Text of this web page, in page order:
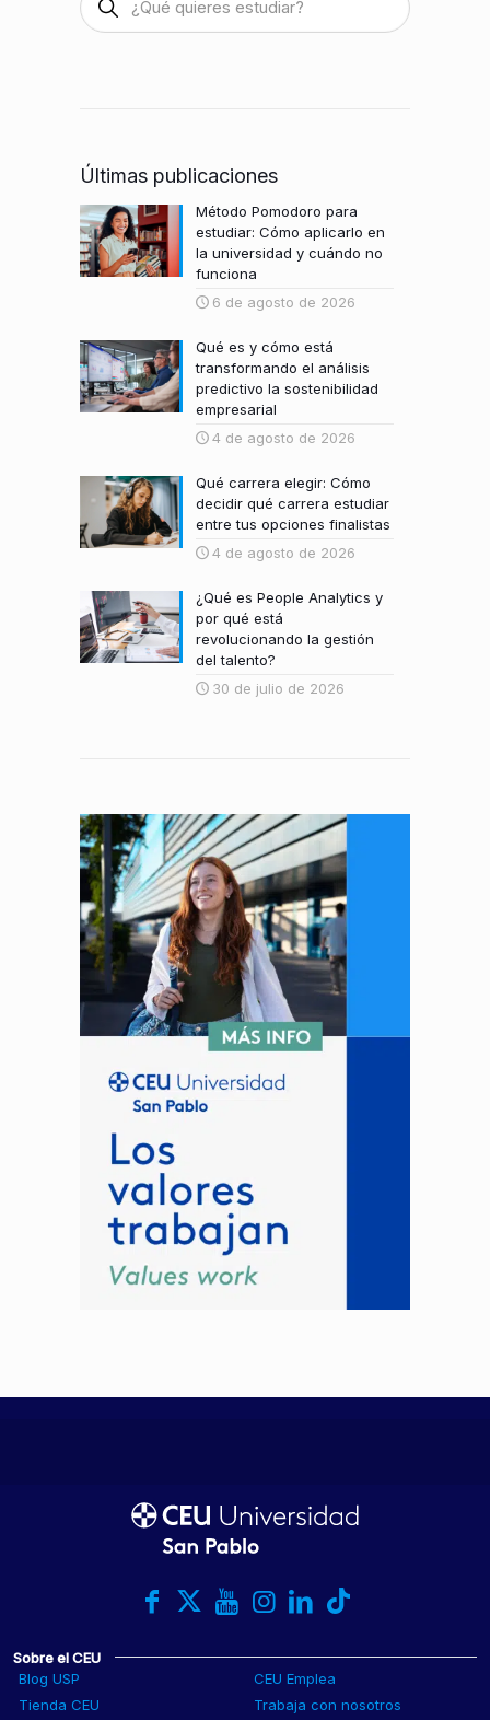
Últimas publicaciones
Método Pomodoro para
estudiar: Cómo aplicarlo en
la universidad y cuándo no
funciona
6 de agosto de 2026
Qué es y cómo está
transformando el análisis
predictivo la sostenibilidad
empresarial
4 de agosto de 2026
Qué carrera elegir: Cómo
decidir qué carrera estudiar
entre tus opciones finalistas
4 de agosto de 2026
¿Qué es People Analytics y
por qué está
revolucionando la gestión
del talento?
30 de julio de 2026
Sobre el CEU
Blog USP
CEU Emplea
Tienda CEU
Trabaja con nosotros